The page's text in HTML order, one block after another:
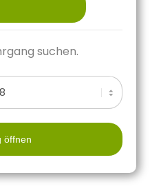
suchen.
öffnen